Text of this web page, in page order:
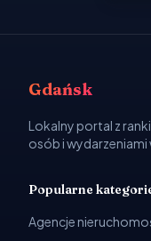
Gdańsk
Lokalny portal z
osób i wydarzeniami
Popularne
Agencje